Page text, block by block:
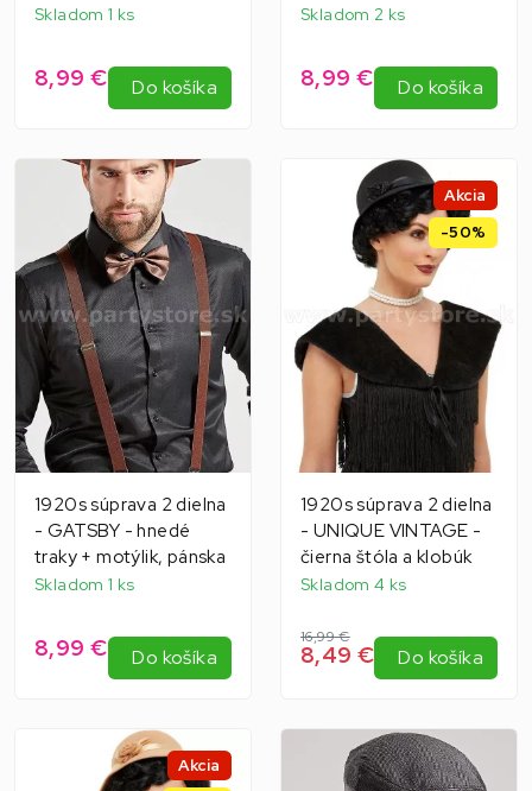
Skladom 1 ks
8,99 € Do košíka
Skladom 2 ks
8,99 € Do košíka
1920s súprava 2 dielna
- GATSBY - hnedé
traky + motýlik, pánska
Skladom 1 ks
8,99 € Do košíka
Akcia
-50%
1920s súprava 2 dielna
- UNIQUE VINTAGE -
čierna štóla a klobúk
Skladom 4 ks
16,99 €
8,49 € Do košíka
Akcia